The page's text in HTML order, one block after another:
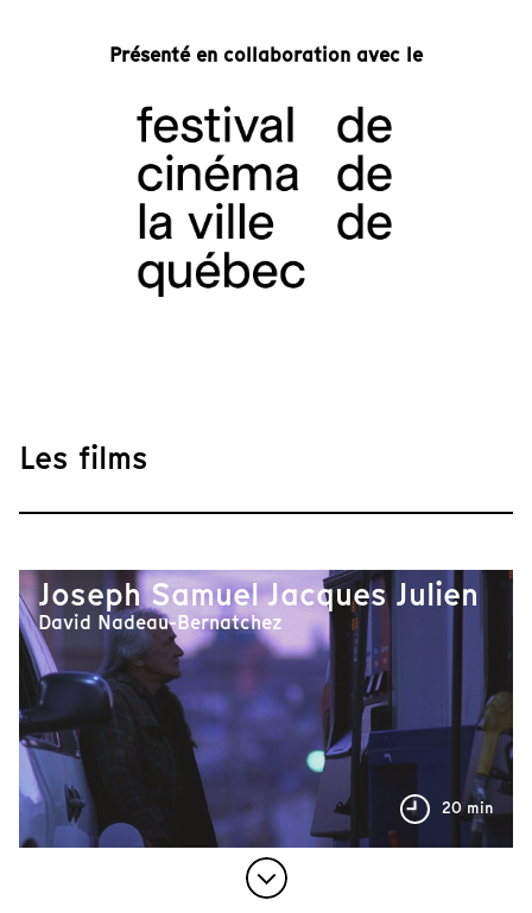
Présenté en collaboration avec le
Les films
Joseph Samuel Jacques Julien
David Nadeau-Bernatchez
20 min